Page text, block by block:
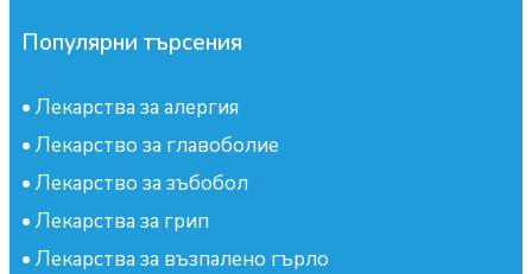
Популярни търсения
• Лекарства за алергия
• Лекарство за главоболие
• Лекарство за зъбобол
• Лекарства за грип
• Лекарства за възпалено гърло